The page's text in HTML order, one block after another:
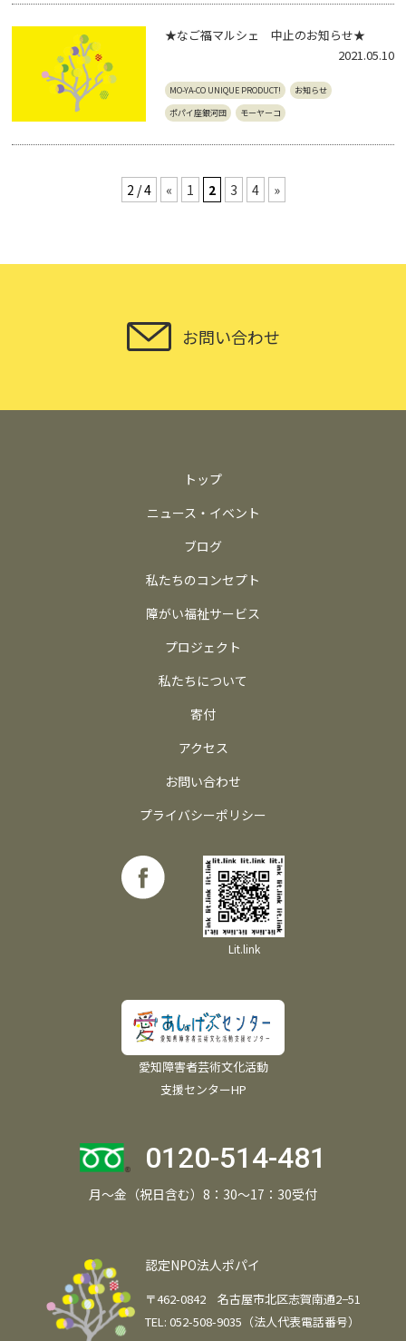
★なご福マルシェ 中止のお知らせ★
2021.05.10
MO-YA-CO UNIQUE PRODUCT!
お知らせ
ポパイ座銀河団
モーヤーコ
2 / 4 « 1 2 3 4 »
お問い合わせ
トップ
ニュース・イベント
ブログ
私たちのコンセプト
障がい福祉サービス
プロジェクト
私たちについて
寄付
アクセス
お問い合わせ
プライバシーポリシー
Lit.link
愛知障害者芸術文化活動
支援センターHP
0120-514-481
月～金（祝日含む）8：30～17：30受付
認定NPO法人ポパイ
〒462-0842 名古屋市北区志賀南通2−51
TEL: 052-508-9035（法人代表電話番号）